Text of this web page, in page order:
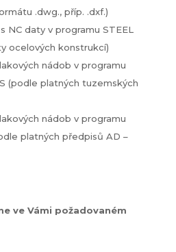
.dwg., příp. .dxf.)
NC daty v programu STEEL
ocelových konstrukcí)
nádob v programu
(podle platných tuzemských
nádob v programu
platných předpisů AD –
ve Vámi požadovaném